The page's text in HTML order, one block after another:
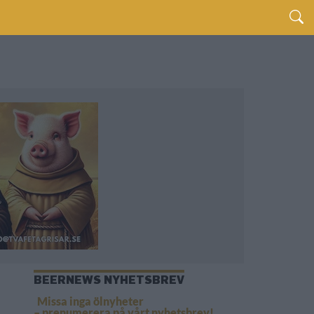
BEERNEWS NYHETSBREV
Missa inga ölnyheter